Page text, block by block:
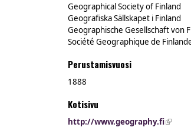
Geographical Society of Finland
Geografiska Sällskapet i Finland
Geographische Gesellschaft von
Société Geographique de
Perustamisvuosi
1888
Kotisivu
http://www.geography.fi(link is